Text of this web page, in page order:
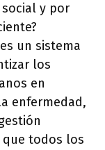
social y por
un sistema
los
en
enfermedad,
que todos los